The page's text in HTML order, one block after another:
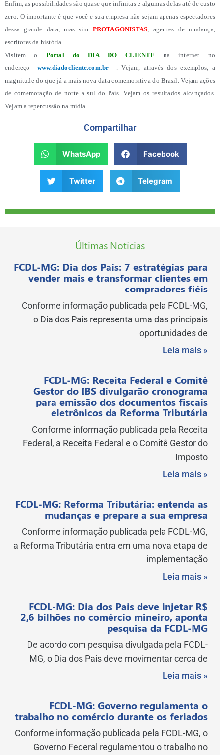
Enfim, as possibilidades são quase que infinitas e algumas delas até de custo
zero. O importante é que você e sua empresa não sejam apenas espectadores
dessa grande data, mas sim PROTAGONISTAS, agentes de mudança,
escritores da história.
Visitem o Portal do DIA DO CLIENTE
na internet no
endereço www.diadocliente.com.br . Vejam, através dos exemplos, a
magnitude do que já a mais nova data comemorativa do Brasil. Vejam ações
de comemoração de norte a sul do País. Vejam os resultados alcançados.
Vejam a repercussão na mídia.
Compartilhar
WhatsApp Facebook
Twitter Telegram
Últimas Notícias
FCDL-MG: Dia dos Pais: 7 estratégias para
vender mais e transformar clientes em
compradores fiéis
Conforme informação publicada pela FCDL-MG,
o Dia dos Pais representa uma das principais
oportunidades de
Leia mais »
FCDL-MG: Receita Federal e Comitê
Gestor do IBS divulgarão cronograma
para emissão dos documentos fiscais
eletrônicos da Reforma Tributária
Conforme informação publicada pela Receita
Federal, a Receita Federal e o Comitê Gestor do
Imposto
Leia mais »
FCDL-MG: Reforma Tributária: entenda as
mudanças e prepare a sua empresa
Conforme informação publicada pela FCDL-MG,
a Reforma Tributária entra em uma nova etapa de
implementação
Leia mais »
FCDL-MG: Dia dos Pais deve injetar R$
2,6 bilhões no comércio mineiro, aponta
pesquisa da FCDL-MG
De acordo com pesquisa divulgada pela FCDL-
MG, o Dia dos Pais deve movimentar cerca de
Leia mais »
FCDL-MG: Governo regulamenta o
trabalho no comércio durante os feriados
Conforme informação publicada pela FCDL-MG, o
Governo Federal regulamentou o trabalho no